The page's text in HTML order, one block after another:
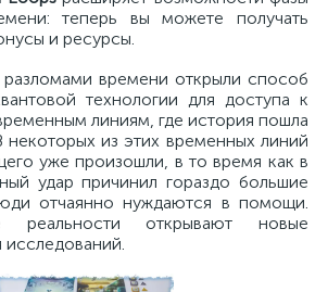
теперь вы можете получать
и ресурсы.
времени открыли способ
технологии для доступа к
линиям, где история пошла
из этих временных линий
уже произошли, в то время как в
удар причинил гораздо большие
отчаянно нуждаются в помощи.
реальности открывают новые